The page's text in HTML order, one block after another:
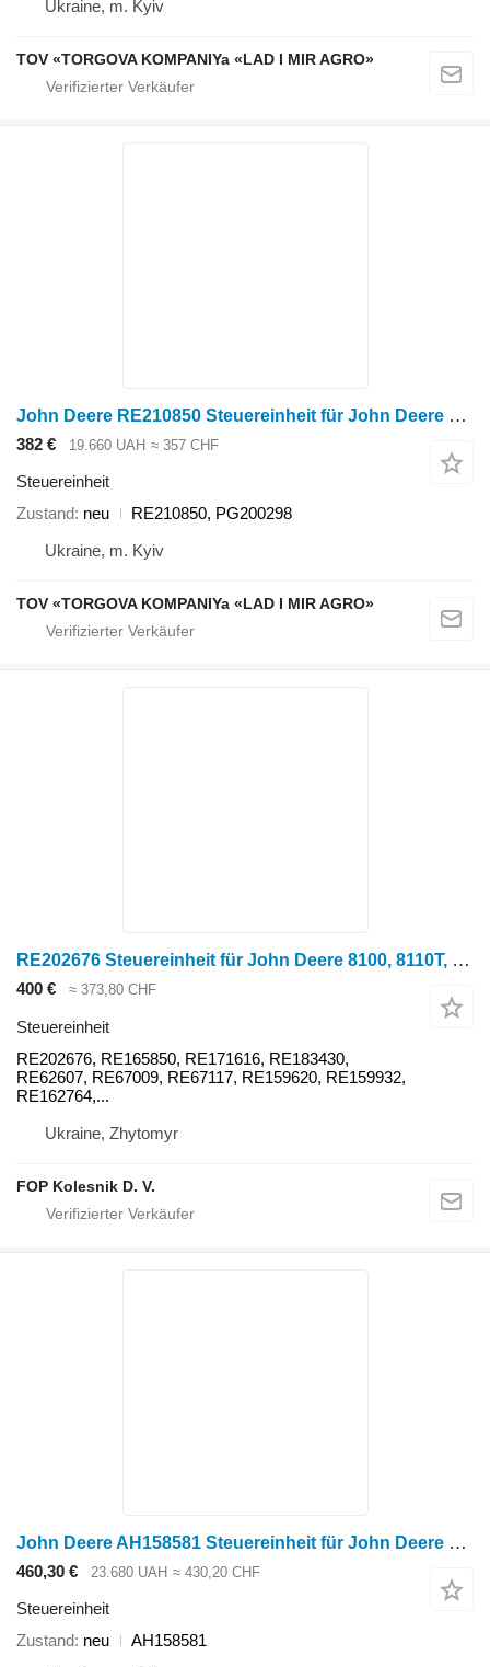
Ukraine, m. Kyiv
TOV «TORGOVA KOMPANIYa «LAD I MIR AGRO»
John Deere RE210850 Steuereinheit für John Deere Radtraktor
382 € 19.660 UAH ≈ 357 CHF
Steuereinheit
Zustand neu
RE210850, PG200298
Ukraine, m. Kyiv
TOV «TORGOVA KOMPANIYa «LAD I MIR AGRO»
RE202676 Steuereinheit für John Deere 8100, 8110T, 8200, 8210T, 8300, 8310T, 8400, 8410T, 9300T, 9400T Radtraktor
400 € ≈ 373,80 CHF
Steuereinheit
RE202676, RE165850, RE171616, RE183430,
RE62607, RE67009, RE67117, RE159620, RE159932,
RE162764,...
Ukraine, Zhytomyr
FOP Kolesnik D. V.
John Deere AH158581 Steuereinheit für John Deere Radtraktor
460,30 € 23.680 UAH ≈ 430,20 CHF
Steuereinheit
Zustand neu
AH158581